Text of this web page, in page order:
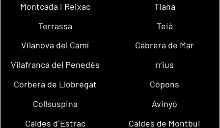
Montcada i Reixac
Tiana
Terrassa
Teià
Vilanova del Camí
Cabrera de Mar
Vilafranca del Penedès
rrius
Corbera de Llobregat
Copons
Collsuspina
Avinyó
Caldes d´Estrac
Caldes de Montbui